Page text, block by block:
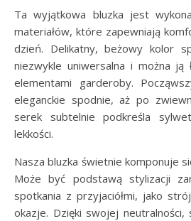
Ta wyjątkowa bluzka jest
materiałów, które zapewniają
dzień. Delikatny, beżowy kolor
niezwykle uniwersalna i można ją
elementami garderoby.
eleganckie spodnie, aż po
serek subtelnie podkreśla
lekkości.
Nasza bluzka świetnie komponuje
Może być podstawą stylizacji
spotkania z przyjaciółmi, jako
okazje. Dzięki swojej neutralności,